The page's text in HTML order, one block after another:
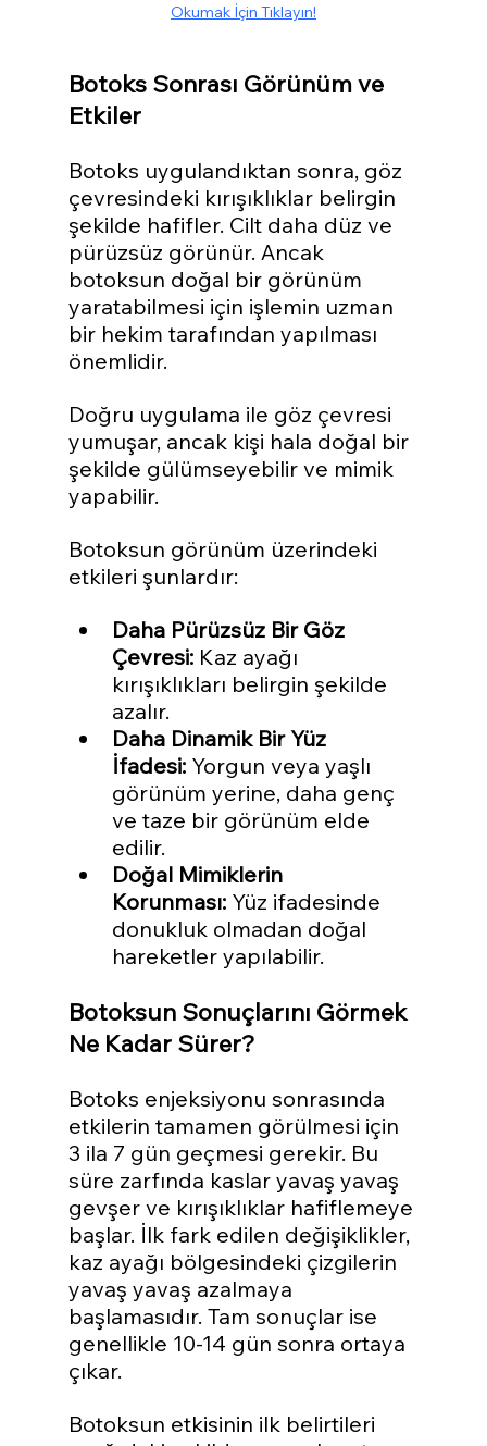
Okumak İçin Tıklayın!
Botoks Sonrası Görünüm ve
Etkiler
Botoks uygulandıktan sonra, göz
çevresindeki kırışıklıklar belirgin
şekilde hafifler. Cilt daha düz ve
pürüzsüz görünür. Ancak
botoksun doğal bir görünüm
yaratabilmesi için işlemin uzman
bir hekim tarafından yapılması
önemlidir.
Doğru uygulama ile göz çevresi
yumuşar, ancak kişi hala doğal bir
şekilde gülümseyebilir ve mimik
yapabilir.
Botoksun görünüm üzerindeki
etkileri şunlardır:
Daha Pürüzsüz Bir Göz
Çevresi: Kaz ayağı
kırışıklıkları belirgin şekilde
azalır.
Daha Dinamik Bir Yüz
İfadesi: Yorgun veya yaşlı
görünüm yerine, daha genç
ve taze bir görünüm elde
edilir.
Doğal Mimiklerin
Korunması: Yüz ifadesinde
donukluk olmadan doğal
hareketler yapılabilir.
Botoksun Sonuçlarını Görmek
Ne Kadar Sürer?
Botoks enjeksiyonu sonrasında
etkilerin tamamen görülmesi için
3 ila 7 gün geçmesi gerekir. Bu
süre zarfında kaslar yavaş yavaş
gevşer ve kırışıklıklar hafiflemeye
başlar. İlk fark edilen değişiklikler,
kaz ayağı bölgesindeki çizgilerin
yavaş yavaş azalmaya
başlamasıdır. Tam sonuçlar ise
genellikle 10-14 gün sonra ortaya
çıkar.
Botoksun etkisinin ilk belirtileri